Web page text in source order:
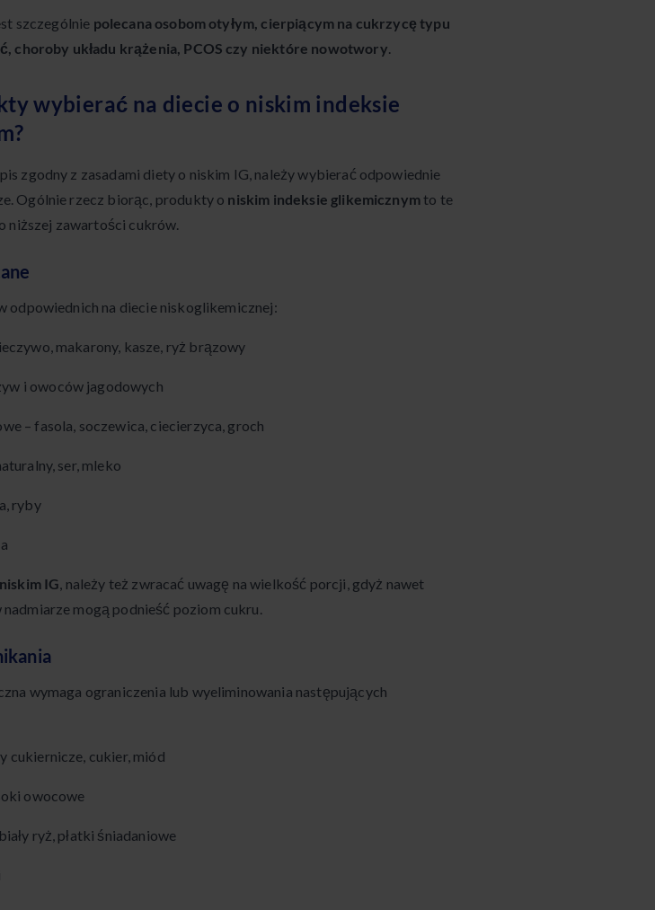
szczególnie polecana osobom otyłym, cierpiącym na cukrzycę typu
choroby układu krążenia, PCOS czy niektóre nowotwory.
wybierać na diecie o niskim indeksie
zgodny z zasadami diety o niskim IG, należy wybierać odpowiednie
Ogólnie rzecz biorąc, produkty o niskim indeksie glikemicznymto te
niższej zawartości cukrów.
odpowiednich na diecie niskoglikemicznej:
makarony, kasze, ryż brązowy
i owoców jagodowych
– fasola, soczewica, ciecierzyca, groch
ser, mleko
ryby
niskim IG, należy też zwracać uwagę na wielkość porcji, gdyż nawet
mogą podnieść poziom cukru.
wymaga ograniczenia lub wyeliminowania następujących
cukiernicze, cukier, miód
owocowe
ryż, płatki śniadaniowe